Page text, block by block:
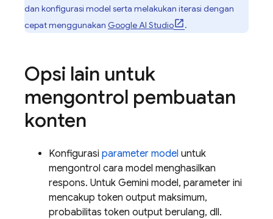
dan konfigurasi model serta melakukan iterasi dengan
cepat menggunakan Google AI Studio .
Opsi lain untuk
mengontrol pembuatan
konten
Konfigurasi parameter model untuk
mengontrol cara model menghasilkan
respons. Untuk Gemini model, parameter ini
mencakup token output maksimum,
probabilitas token output berulang, dll.